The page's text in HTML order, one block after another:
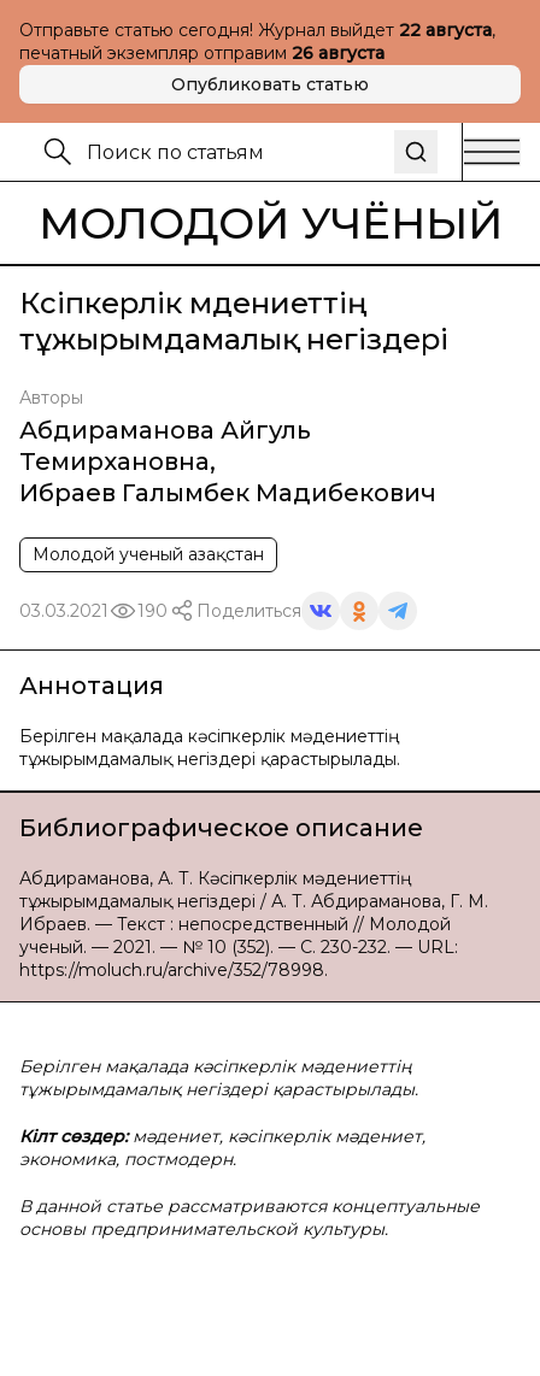
Отправьте статью сегодня! Журнал выйдет 22 августа,
печатный экземпляр отправим 26 августа
Опубликовать статью
МОЛОДОЙ УЧЁНЫЙ
Кәсіпкерлік мәдениеттің
тұжырымдамалық негіздері
Авторы
Абдираманова Айгуль
Темирхановна,
Ибраев Галымбек Мадибекович
Молодой ученый Қазақстан
03.03.2021 190 Поделиться
Аннотация
Берілген мақалада кәсіпкерлік мәдениеттің
тұжырымдамалық негіздері қарастырылады.
Библиографическое описание
Абдираманова, А. Т. Кәсіпкерлік мәдениеттің
тұжырымдамалық негіздері / А. Т. Абдираманова, Г. М.
Ибраев. — Текст : непосредственный // Молодой
ученый. — 2021. — № 10 (352). — С. 230-232. — URL:
https://moluch.ru/archive/352/78998.
Берілген мақалада кәсіпкерлік мәдениеттің
тұжырымдамалық негіздері қарастырылады.
Кілт сөздер:мәдениет, кәсіпкерлік мәдениет,
экономика, постмодерн.
В данной статье рассматриваются концептуальные
основы предпринимательской культуры.